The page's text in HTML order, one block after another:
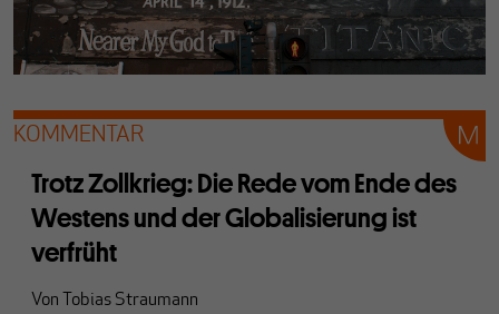
KOMMENTAR
Trotz Zollkrieg: Die Rede vom Ende des
Westens und der Globalisierung ist
verfrüht
Von Tobias Straumann